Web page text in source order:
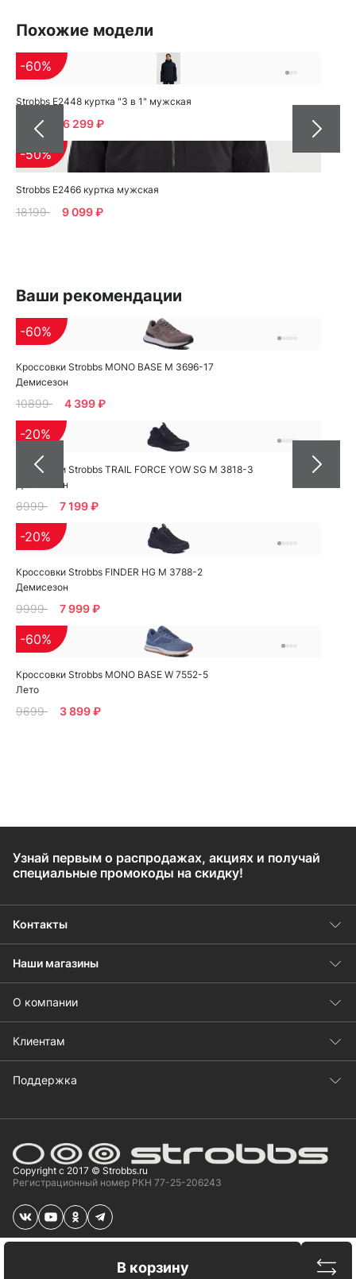
В корзину
Похожие модели
Strobbs E2448 куртка "3 в 1" мужская
-60%
15799 6 299 ₽
Strobbs E2466 куртка мужская
-50%
18199 9 099 ₽
Ваши рекомендации
Кроссовки Strobbs MONO BASE M 3696-17
Демисезон
-60%
10899 4 399 ₽
Кроссовки Strobbs TRAIL FORCE YOW SG M 3818-3
Демисезон
-20%
8999 7 199 ₽
Кроссовки Strobbs FINDER HG M 3788-2
Демисезон
-20%
9999 7 999 ₽
Кроссовки Strobbs MONO BASE W 7552-5
Лето
-60%
9699 3 899 ₽
Узнай первым о распродажах, акциях и получай
специальные промокоды на скидку!
Контакты
Наши магазины
О компании
Клиентам
Поддержка
Copyright с 2017 © Strobbs.ru
Регистрационный номер РКН 77-25-206243